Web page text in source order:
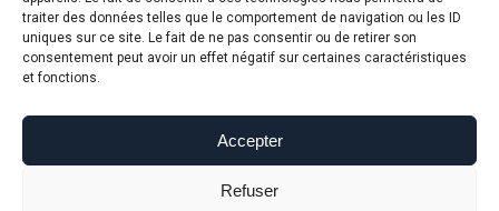
traiter des données telles que le comportement de navigation ou les ID
uniques sur ce site. Le fait de ne pas consentir ou de retirer son
consentement peut avoir un effet négatif sur certaines caractéristiques
et fonctions.
Accepter
Refuser